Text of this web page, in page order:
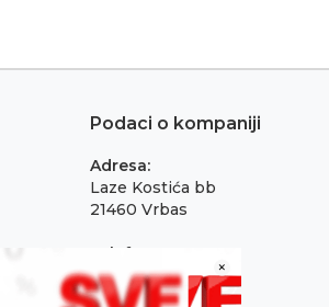
×
Podaci o kompaniji
Adresa:
Laze Kostića bb
21460 Vrbas
Telefon:
021 795 3001